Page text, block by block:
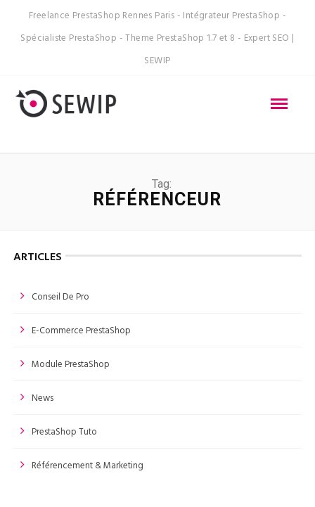
Freelance PrestaShop Rennes Paris - Intégrateur PrestaShop -
Spécialiste PrestaShop - Theme PrestaShop 1.7 et 8 - Expert SEO |
SEWIP
Tag:
RÉFÉRENCEUR
ARTICLES
Conseil De Pro
E-Commerce PrestaShop
Module PrestaShop
News
PrestaShop Tuto
Référencement & Marketing